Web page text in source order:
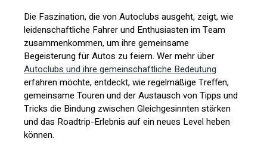
Die Faszination, die von Autoclubs ausgeht, zeigt, wie
leidenschaftliche Fahrer und Enthusiasten im Team
zusammenkommen, um ihre gemeinsame
Begeisterung für Autos zu feiern. Wer mehr über
Autoclubs und ihre gemeinschaftliche Bedeutung
erfahren möchte, entdeckt, wie regelmäßige Treffen,
gemeinsame Touren und der Austausch von Tipps und
Tricks die Bindung zwischen Gleichgesinnten stärken
und das Roadtrip-Erlebnis auf ein neues Level heben
können.